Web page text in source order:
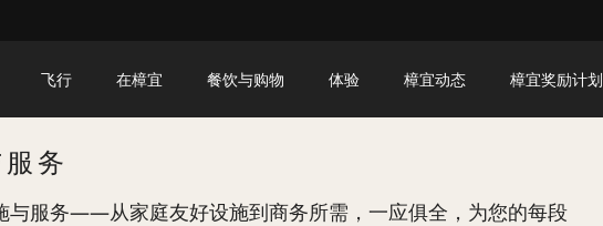
飞行 在樟宜 餐饮与购物 体验 樟宜动态 樟宜奖励计划
务
与服务——从家庭友好设施到商务所需，一应俱全，为您的每段